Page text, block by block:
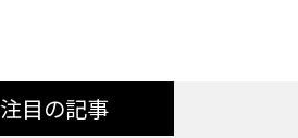
注目の記事